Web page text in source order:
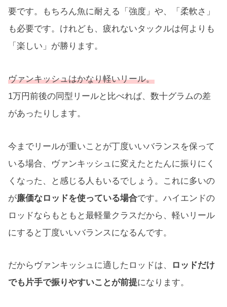
要です。もちろん魚に耐える「強度」や、「柔軟さ」
も必要です。けれども、疲れないタックルは何よりも
「楽しい」が勝ります。
ヴァンキッシュはかなり軽いリール。
1万円前後の同型リールと比べれば、数十グラムの差
があったりします。
今までリールが重いことが丁度いいバランスを保って
いる場合、ヴァンキッシュに変えたとたんに振りにく
くなった、と感じる人もいるでしょう。これに多いの
が廉価なロッドを使っている場合です。ハイエンドの
ロッドならもともと最軽量クラスだから、軽いリール
にすると丁度いいバランスになるんです。
だからヴァンキッシュに適したロッドは、
ロッドだけ
でも片手で振りやすいことが前提になります。